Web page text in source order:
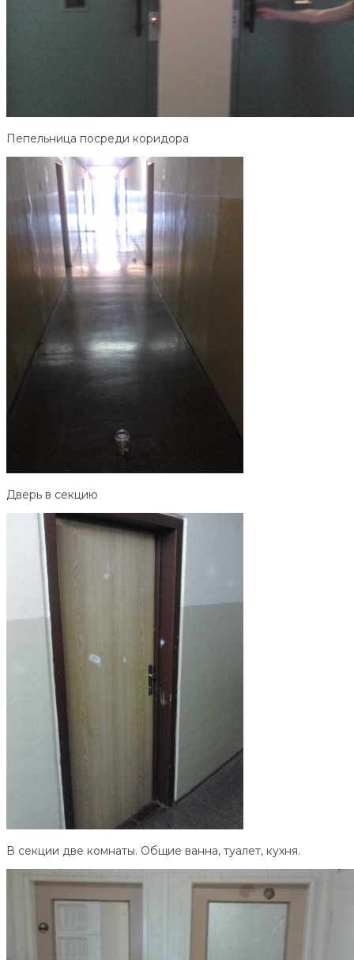
Пепельница посреди коридора
Дверь в секцию
В секции две комнаты. Общие ванна, туалет, кухня.